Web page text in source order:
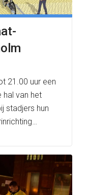
21.00 uur een
hal van het
stadjers hun